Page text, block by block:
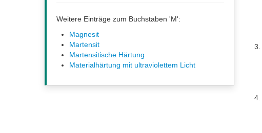
Weitere Einträge zum Buchstaben 'M':
Magnesit
Martensit
Martensitische Härtung
Materialhärtung mit ultraviolettem Licht